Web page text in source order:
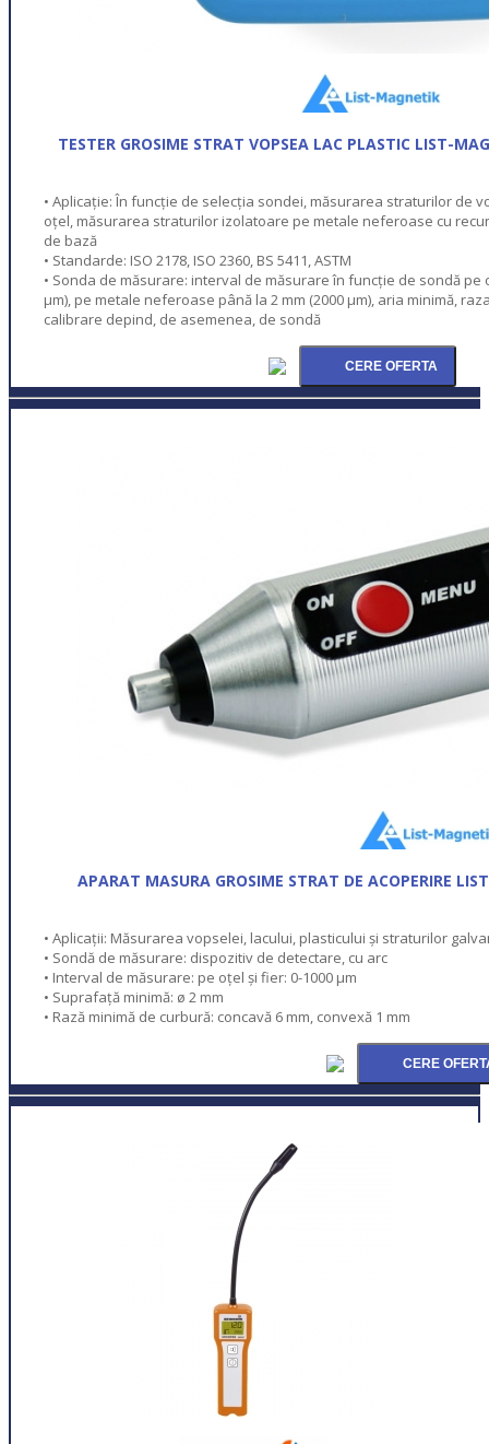
TESTER GROSIME STRAT VOPSEA LAC PLASTIC LIST-
• Aplicație: În funcție de selecția sondei, măsurarea straturilor de
oțel, măsurarea straturilor izolatoare pe metale neferoase cu
de bază
• Standarde: ISO 2178, ISO 2360, BS 5411, ASTM
• Sonda de măsurare: interval de măsurare în funcție de sondă pe
µm), pe metale neferoase până la 2 mm (2000 µm), aria minimă,
calibrare depind, de asemenea, de sondă
APARAT MASURA GROSIME STRAT DE ACOPERIRE
• Aplicații: Măsurarea vopselei, lacului, plasticului și straturilor
• Sondă de măsurare: dispozitiv de detectare, cu arc
• Interval de măsurare: pe oțel și fier: 0-1000 μm
• Suprafață minimă: ø 2 mm
• Rază minimă de curbură: concavă 6 mm, convexă 1 mm